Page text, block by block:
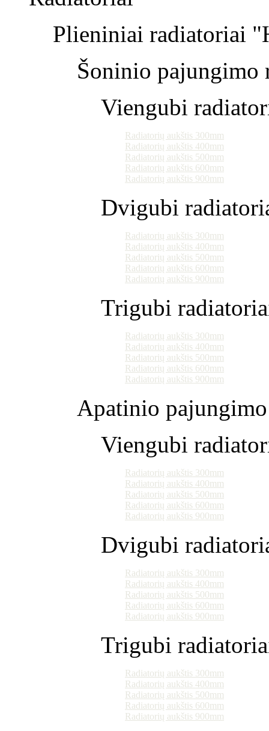
Plieniniai radiatoriai
Šoninio pajungimo
Viengubi
Radiatorių aukštis 300mm
Radiatorių aukštis 400mm
Radiatorių aukštis 500mm
Radiatorių aukštis 600mm
Radiatorių aukštis 900mm
Dvigubi
Radiatorių aukštis 300mm
Radiatorių aukštis 400mm
Radiatorių aukštis 500mm
Radiatorių aukštis 600mm
Radiatorių aukštis 900mm
Trigubi
Radiatorių aukštis 300mm
Radiatorių aukštis 400mm
Radiatorių aukštis 500mm
Radiatorių aukštis 600mm
Radiatorių aukštis 900mm
Apatinio
Viengubi
Radiatorių aukštis 300mm
Radiatorių aukštis 400mm
Radiatorių aukštis 500mm
Radiatorių aukštis 600mm
Radiatorių aukštis 900mm
Dvigubi
Radiatorių aukštis 300mm
Radiatorių aukštis 400mm
Radiatorių aukštis 500mm
Radiatorių aukštis 600mm
Radiatorių aukštis 900mm
Trigubi
Radiatorių aukštis 300mm
Radiatorių aukštis 400mm
Radiatorių aukštis 500mm
Radiatorių aukštis 600mm
Radiatorių aukštis 900mm